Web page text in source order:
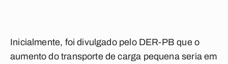
Inicialmente, foi divulgado pelo DER-PB que o
aumento do transporte de carga pequena seria em